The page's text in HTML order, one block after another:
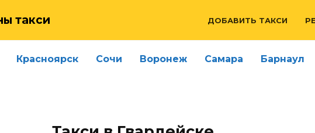
такси ДОБАВИТЬ ТАКСИ
Красноярск Сочи Воронеж Самара Барнаул